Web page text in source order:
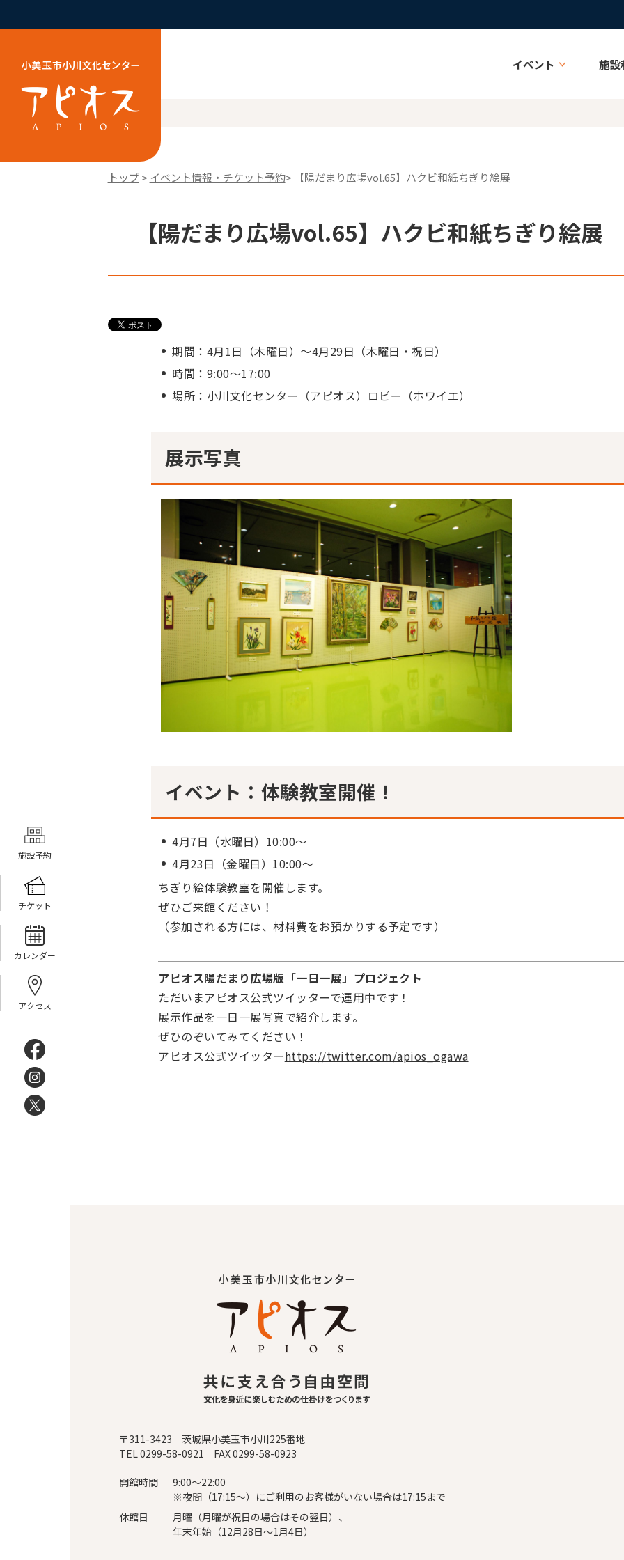
イベント 施設
施設予約
チケット
カレンダー
アクセス
トップ> イベント情報・チケット予約> 【陽だまり広場vol.65】ハクビ和紙ちぎり絵展
【陽だまり広場vol.65】ハクビ和紙ちぎり絵展
期間：4月1日（木曜日）～4月29日（木曜日・祝日）
時間：9:00～17:00
場所：小川文化センター（アピオス）ロビー（ホワイエ）
展示写真
イベント：体験教室開催！
4月7日（水曜日）10:00～
4月23日（金曜日）10:00～
ちぎり絵体験教室を開催します。
ぜひご来館ください！
（参加される方には、材料費をお預かりする予定です）
アピオス陽だまり広場版「一日一展」プロジェクト
ただいまアピオス公式ツイッターで運用中です！
展示作品を一日一展写真で紹介します。
ぜひのぞいてみてください！
アピオス公式ツイッターhttps://twitter.com/apios_ogawa
〒311-3423 茨城県小美玉市小川225番地
TEL 0299-58-0921 FAX 0299-58-0923
開館時間
9:00～22:00
※夜間（17:15～）にご利用のお客様がいない場合は17:15まで
休館日
月曜（月曜が祝日の場合はその翌日）、
年末年始（12月28日～1月4日）